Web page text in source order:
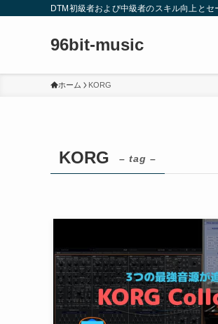
DTM初級者および中級者のスキル向上と
96bit-music
ホーム KORG
KORG – tag –